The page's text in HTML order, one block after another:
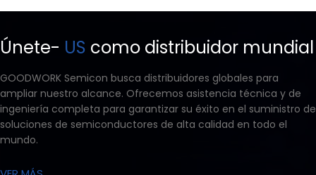
Únete- US como distribuidor mundial
GOODWORK Semicon busca distribuidores globales para
ampliar nuestro alcance. Ofrecemos asistencia técnica y de
ingeniería completa para garantizar su éxito en el suministro de
soluciones de semiconductores de alta calidad en todo el
mundo.